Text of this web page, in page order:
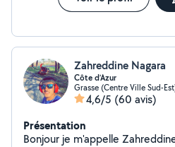
Zahreddine Nagara
Côte d’Azur
Grasse (Centre Ville Sud-
4,6/5 (60 avis)
Présentation
Bonjour je m'appelle